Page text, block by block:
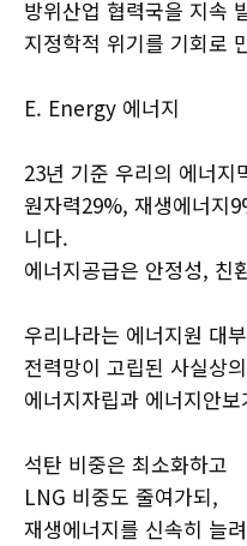
방위산업 협력국을 지속
지정학적 위기를 기회로
E. Energy 에너지
23년 기준 우리의 에너지
원자력29%, 재생에너지
니다.
에너지공급은 안정성, 친
우리나라는 에너지원 대
전력망이 고립된 사실상
에너지자립과 에너지안
석탄 비중은 최소화하고
LNG 비중도 줄여가되,
재생에너지를 신속히 늘